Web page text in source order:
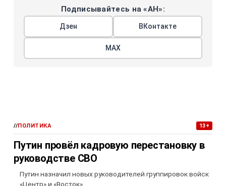
Подписывайтесь на «АН»:
Дзен ВКонтакте
МАХ
//ПОЛИТИКА 13+
Путин провёл кадровую перестановку в
руководстве СВО
Путин назначил новых руководителей группировок войск
«Центр» и «Восток»